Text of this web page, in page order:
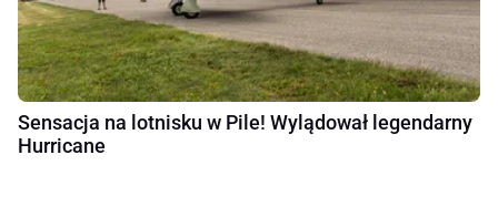
Sensacja na lotnisku w Pile! Wylądował legendarny
Hurricane